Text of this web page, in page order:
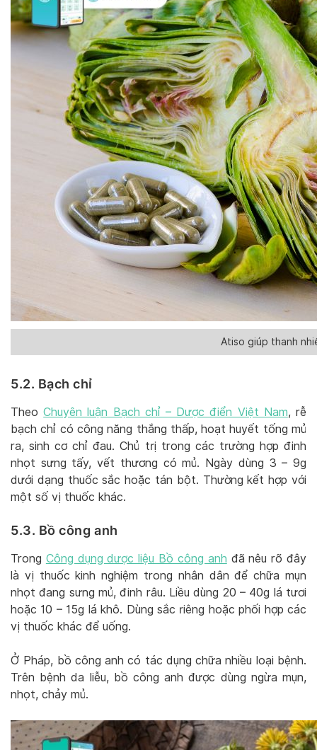
Atiso giúp thanh
5.2. Bạch chỉ
TheoChuyên luận Bạch chỉ – Dược điển Việt Nam, rễ
bạch chỉ có công năng thắng thấp, hoạt huyết tống mủ
ra, sinh cơ chỉ đau. Chủ trị trong các trường hợp đinh
nhọt sưng tấy, vết thương có mủ. Ngày dùng 3 – 9g
dưới dạng thuốc sắc hoặc tán bột. Thường kết hợp với
một số vị thuốc khác.
5.3. Bồ công anh
Trong Công dụng dược liệu Bồ công anh đã nêu rõ đây
là vị thuốc kinh nghiệm trong nhân dân để chữa mụn
nhọt đang sưng mủ, đinh râu. Liều dùng 20 – 40g lá tươi
hoặc 10 – 15g lá khô. Dùng sắc riêng hoặc phối hợp các
vị thuốc khác để uống.
Ở Pháp, bồ công anh có tác dụng chữa nhiều loại bệnh.
Trên bệnh da liễu, bồ công anh được dùng ngừa mụn,
nhọt, chảy mủ.